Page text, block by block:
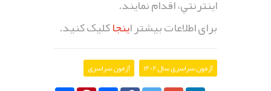
اينترنتي، اقدام نمايند.
برای اطلاعات بیشتر اینجاکلیک کنید.
آزمون سراسری سال 1402 آزمون سراسری